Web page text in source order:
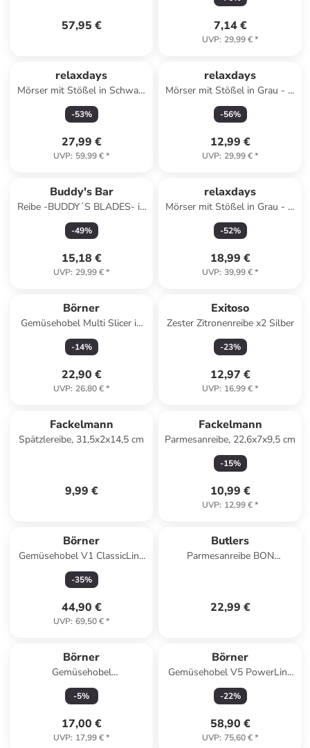
57,95 € 7,14 €
UVP: 29,99 €*
relaxdays
Mörser mit Stößel in Schwarz
- Ø 20 cm
-53%
27,99 €
UVP: 59,99 €*
relaxdays
Mörser mit Stößel in Grau - Ø
8,5 cm
-56%
12,99 €
UVP: 29,99 €*
Buddy's Bar
Reibe -BUDDY´S BLADES- in
Schwarz, Maße: 3,2x2,5x30,5
cm
-49%
15,18 €
UVP: 29,99 €*
relaxdays
Mörser mit Stößel in Grau - Ø
13 cm
-52%
18,99 €
UVP: 39,99 €*
Börner
Gemüsehobel Multi Slicer in
mehrfarbig
-14%
22,90 €
UVP: 26,80 €*
Exitoso
Zester Zitronenreibe x2 Silber
-23%
12,97 €
UVP: 16,99 €*
Fackelmann
Spätzlereibe, 31,5x2x14,5 cm
9,99 €
Fackelmann
Parmesanreibe, 22,6x7x9,5 cm
-15%
10,99 €
UVP: 12,99 €*
Börner
Gemüsehobel V1 ClassicLine
Profi Set in orange
-35%
44,90 €
UVP: 69,50 €*
Butlers
Parmesanreibe BON
22,99 €
Börner
Gemüsehobel
Scheibenschneider DesignLine
in weiß
-5%
17,00 €
UVP: 17,99 €*
Börner
Gemüsehobel V5 PowerLine
Profi Set in rot
-22%
58,90 €
UVP: 75,60 €*